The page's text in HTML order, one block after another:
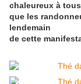
chaleureux à
que les
lendemain
de cette